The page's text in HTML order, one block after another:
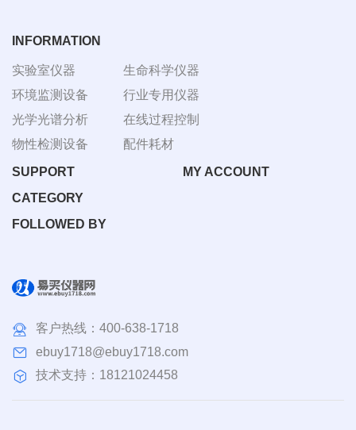
INFORMATION
实验室仪器
环境监测设备
光学光谱分析
物性检测设备
生命科学仪器
行业专用仪器
在线过程控制
配件耗材
SUPPORT
MY ACCOUNT
CATEGORY
FOLLOWED BY
客户热线： 400-638-1718
ebuy1718@ebuy1718.com
技术支持：18121024458